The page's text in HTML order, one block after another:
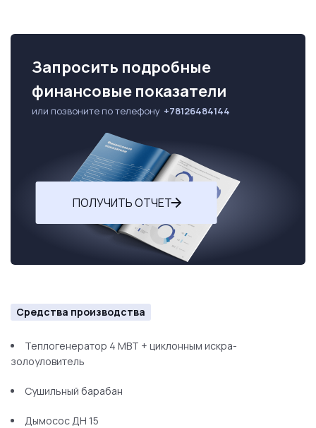
Запросить подробные
финансовые показатели
или позвоните по телефону +78126484144
ПОЛУЧИТЬ ОТЧЕТ
Средства производства
Теплогенератор 4 МВТ + циклонным искра-
золоуловитель
Сушильный барабан
Дымосос ДН 15